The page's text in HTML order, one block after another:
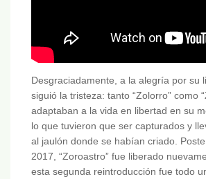
Desgraciadamente, a la alegría por su
siguió la tristeza: tanto “Zolorro” como
adaptaban a la vida en libertad en su
lo que tuvieron que ser capturados y
al jaulón donde se habían criado.
2017, “Zoroastro” fue liberado
esta segunda reintroducción fue todo